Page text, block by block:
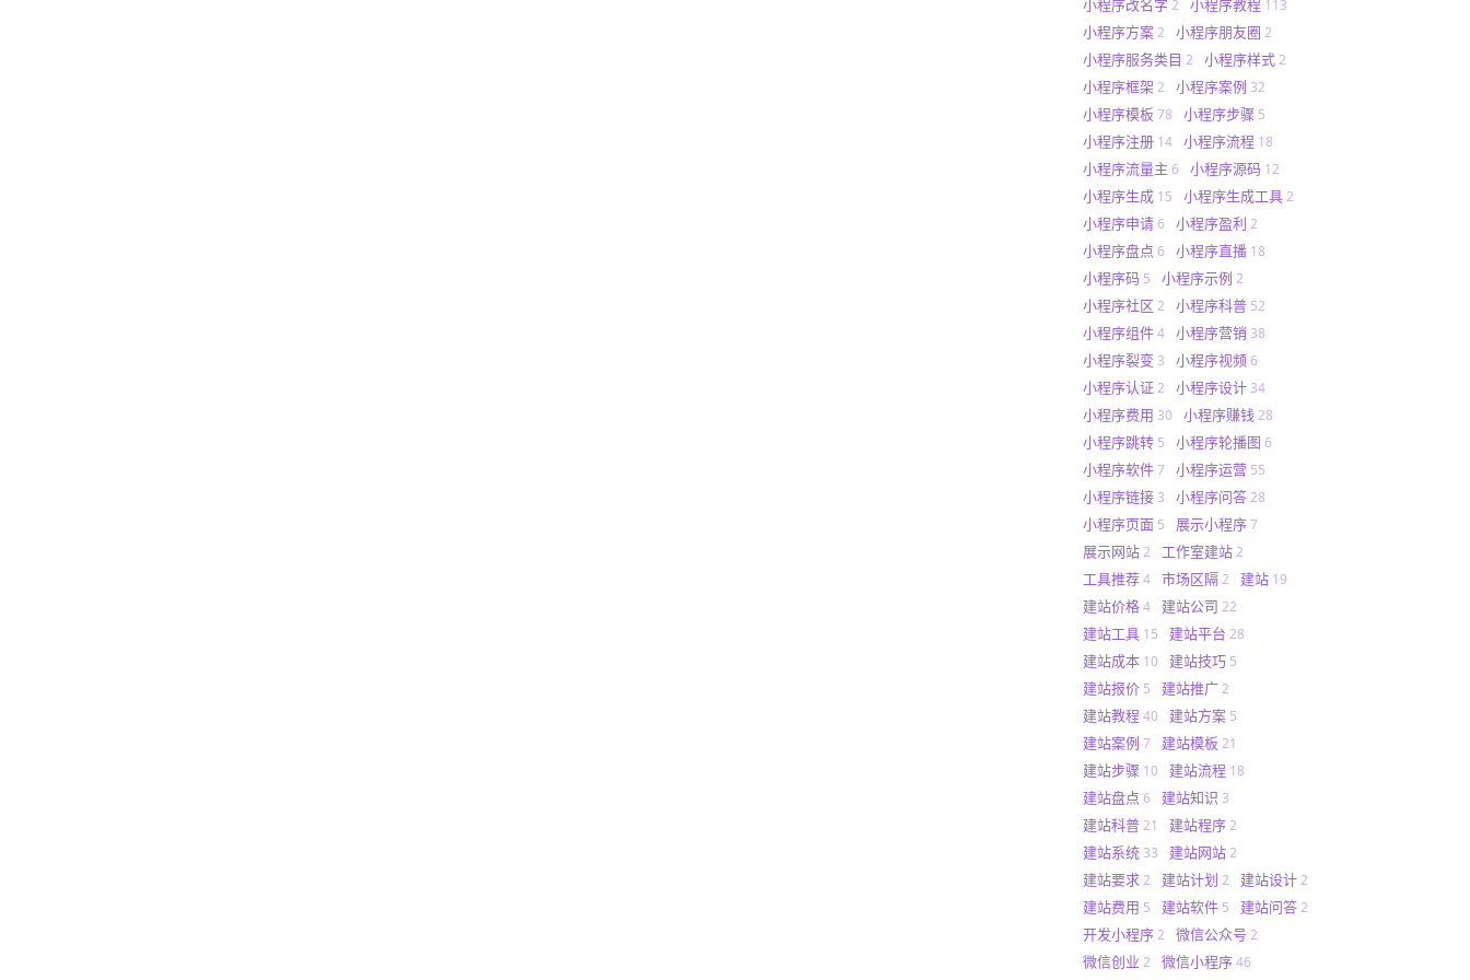
小程序改名字 2 小程序教程 113
小程序方案 2 小程序朋友圈 2
小程序服务类目 2 小程序样式 2
小程序框架 2 小程序案例 32
小程序模板 78 小程序步骤 5
小程序注册 14 小程序流程 18
小程序流量主 6 小程序源码 12
小程序生成 15 小程序生成工具 2
小程序申请 6 小程序盈利 2
小程序盘点 6 小程序直播 18
小程序码 5 小程序示例 2
小程序社区 2 小程序科普 52
小程序组件 4 小程序营销 38
小程序裂变 3 小程序视频 6
小程序认证 2 小程序设计 34
小程序费用 30 小程序赚钱 28
小程序跳转 5 小程序轮播图 6
小程序软件 7 小程序运营 55
小程序链接 3 小程序问答 28
小程序页面 5 展示小程序 7
展示网站 2 工作室建站 2
工具推荐 4 市场区隔 2 建站 19
建站价格 4 建站公司 22
建站工具 15 建站平台 28
建站成本 10 建站技巧 5
建站报价 5 建站推广 2
建站教程 40 建站方案 5
建站案例 7 建站模板 21
建站步骤 10 建站流程 18
建站盘点 6 建站知识 3
建站科普 21 建站程序 2
建站系统 33 建站网站 2
建站要求 2 建站计划 2 建站设计 2
建站费用 5 建站软件 5 建站问答 2
开发小程序 2 微信公众号 2
微信创业 2 微信小程序 46